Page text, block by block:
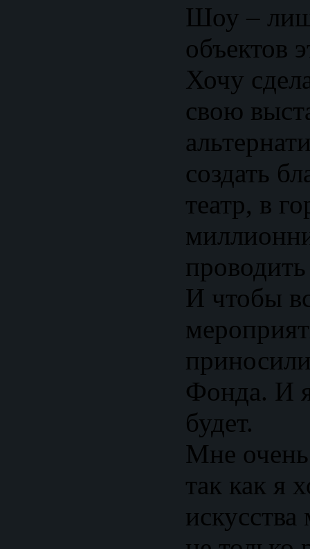
Шоу –
объектов
Хочу
свою
создать
театр, в
И чтобы
Фонда. И
будет.
Мне очень
так как я